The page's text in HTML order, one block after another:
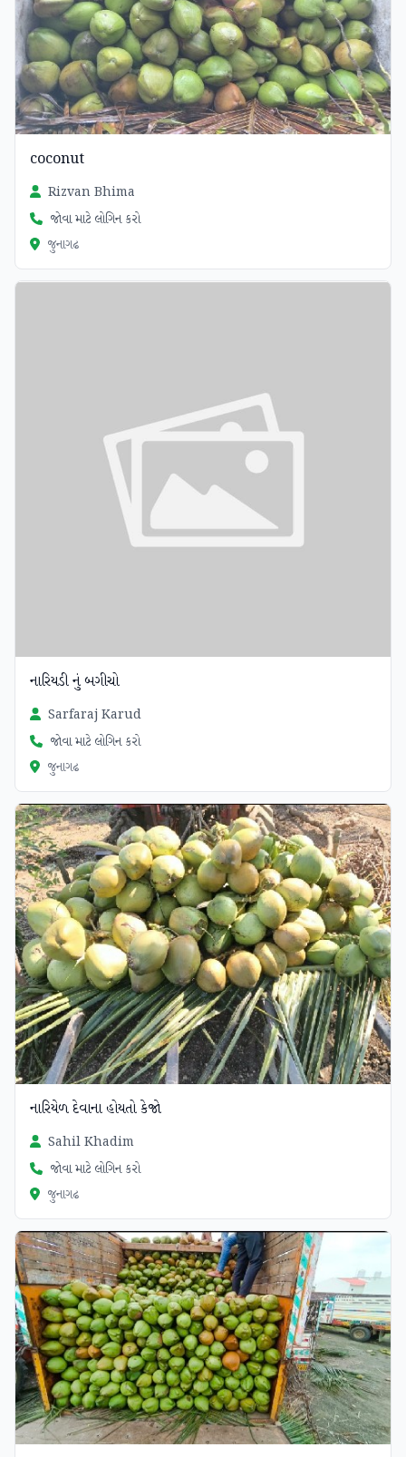
coconut
Rizvan Bhima
જોવા માટે લોગિન કરો
જુનાગઢ
નારિયડી નું બગીચો
Sarfaraj Karud
જોવા માટે લોગિન કરો
જુનાગઢ
નારિયેળ દેવાના હોયતો કેજો
Sahil Khadim
જોવા માટે લોગિન કરો
જુનાગઢ